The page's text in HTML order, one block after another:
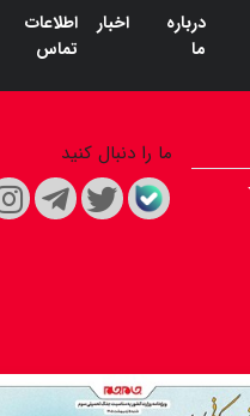
درباره
ما
اخبار
اطلاعات
تماس
ما را دنبال کنید